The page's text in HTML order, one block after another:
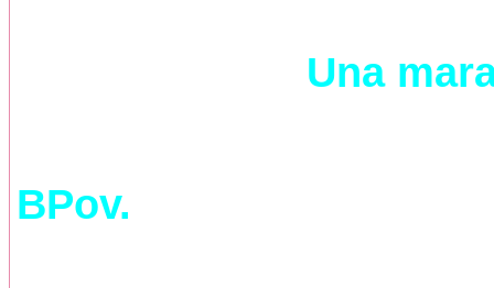
Una
BPov.